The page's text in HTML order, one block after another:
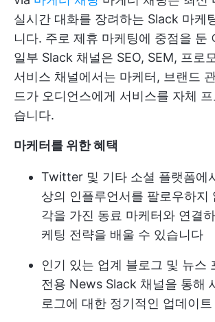
실시간 대화를 장려하는 Slack 마케
니다. 주로 제휴 마케팅에 중점을 둔
일부 Slack 채널은 SEO, SEM, 프로
서비스 채널에서는 마케터, 브랜드
드가 오디언스에게 서비스를 자체
습니다.
마케터를 위한 혜택
Twitter 및 기타 소셜 플랫폼에
상의 인플루언서를 팔로우하지
각을 가진 동료 마케터와 연결
케팅 전략을 배울 수 있습니다
인기 있는 업계 블로그 및 뉴스
전용 News Slack 채널을 통해
로그에 대한 정기적인 업데이트